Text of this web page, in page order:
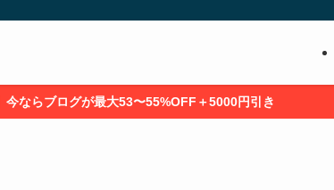
〜55%OFF＋5000円引き